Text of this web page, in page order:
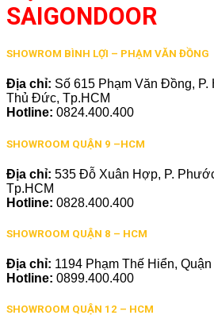
SAIGONDOOR
SHOWROM BÌNH LỢI – PHẠM VĂN ĐỒNG
Địa chỉ: Số 615 Phạm Văn Đồng, P.
Thủ Đức, Tp.HCM
Hotline: 0824.400.400
SHOWROOM QUẬN 9 –HCM
Địa chỉ: 535 Đỗ Xuân Hợp, P.
Tp.HCM
Hotline: 0828.400.400
SHOWROOM QUẬN 8 – HCM
Địa chỉ: 1194 Phạm Thế Hiển, Quận
Hotline: 0899.400.400
SHOWROOM QUẬN 12 – HCM